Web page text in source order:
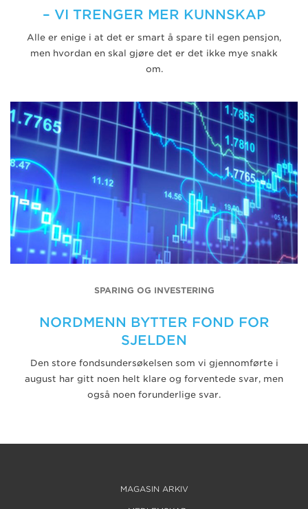
– VI TRENGER MER KUNNSKAP
Alle er enige i at det er smart å spare til egen pensjon,
men hvordan en skal gjøre det er det ikke mye snakk
om.
SPARING OG INVESTERING
NORDMENN BYTTER FOND FOR
SJELDEN
Den store fondsundersøkelsen som vi gjennomførte i
august har gitt noen helt klare og forventede svar, men
også noen forunderlige svar.
MAGASIN ARKIV